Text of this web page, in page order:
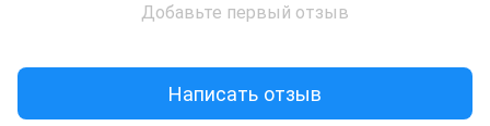
Добавьте первый отзыв
Написать отзыв